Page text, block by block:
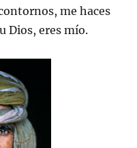
me haces
Dios, eres mío.